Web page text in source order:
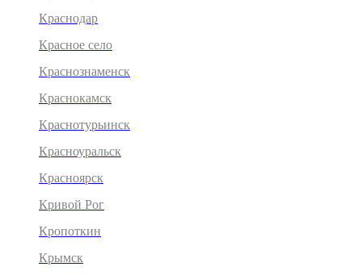
Краснодар
Красное село
Краснознаменск
Краснокамск
Краснотурьинск
Красноуральск
Красноярск
Кривой Рог
Кропоткин
Крымск